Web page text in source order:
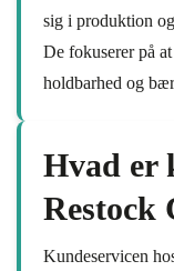
sig i produktion
De fokuserer på
holdbarhed og
Hvad er
Restock
Kundeservicen